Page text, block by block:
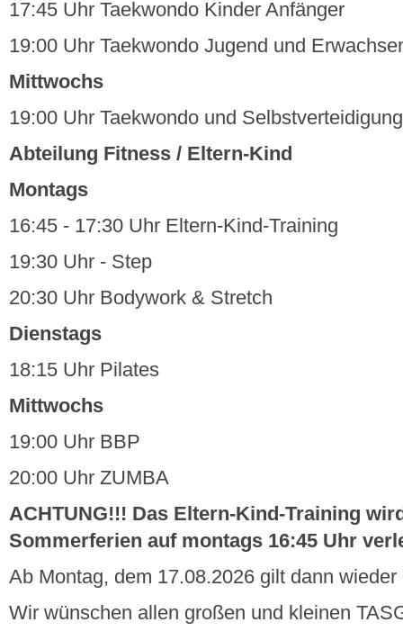
17:45 Uhr Taekwondo Kinder Anfänger
19:00 Uhr Taekwondo Jugend und
Mittwochs
19:00 Uhr Taekwondo und
Abteilung Fitness / Eltern-Kind
Montags
16:45 - 17:30 Uhr Eltern-Kind-Training
19:30 Uhr - Step
20:30 Uhr Bodywork & Stretch
Dienstags
18:15 Uhr Pilates
Mittwochs
19:00 Uhr BBP
20:00 Uhr ZUMBA
ACHTUNG!!! Das Eltern-Kind-Training
Sommerferien auf montags 16:45 Uhr
Ab Montag, dem 17.08.2026 gilt dann
Wir wünschen allen großen und kleinen